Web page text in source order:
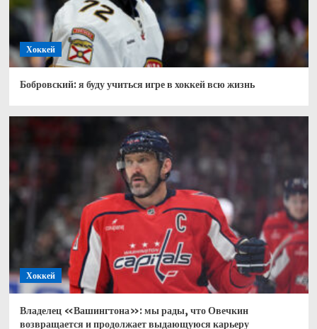
Хоккей
Бобровский: я буду учиться игре в хоккей всю жизнь
Хоккей
Владелец «Вашингтона»: мы рады, что Овечкин
возвращается и продолжает выдающуюся карьеру